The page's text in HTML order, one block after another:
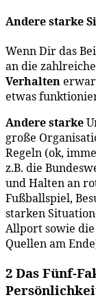
Andere starke
Wenn Dir das
an die
Verhalten
etwas
Andere starke
große
Regeln (ok,
z.B. die
und Halten an
Fußballspiel,
starken
Allport sowie die
Quellen am
2 Das Fünf-